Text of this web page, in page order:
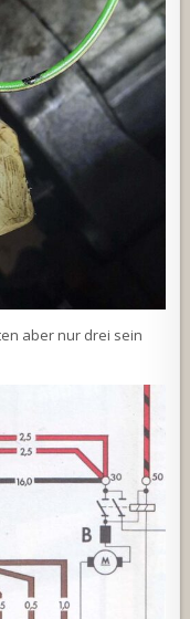
aber nur drei sein